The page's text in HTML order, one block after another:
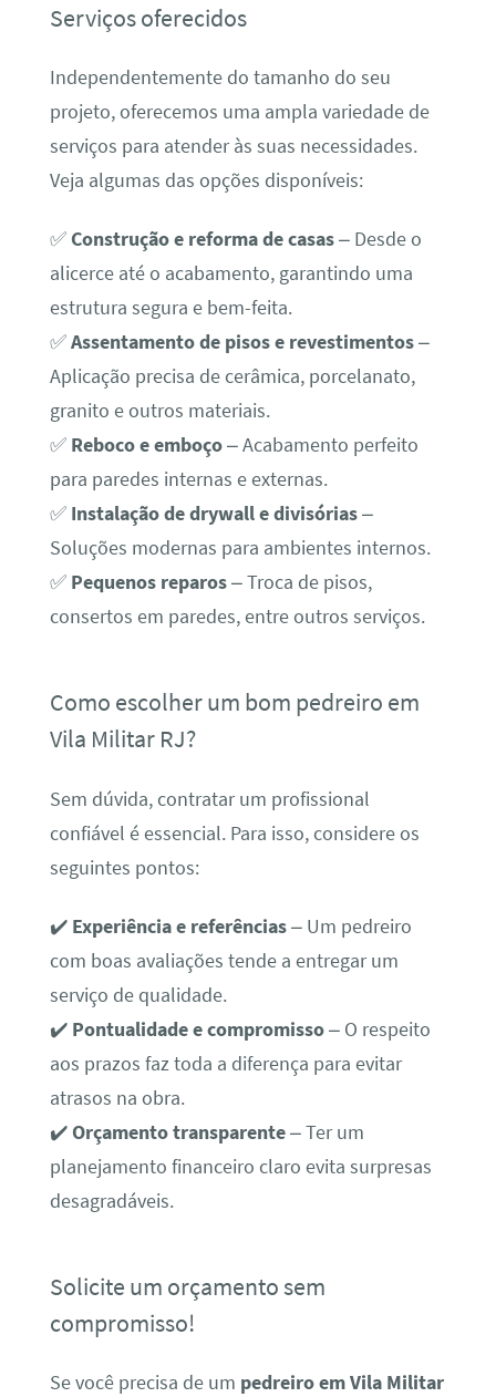
Serviços oferecidos
Independentemente do tamanho do seu
projeto, oferecemos uma ampla variedade de
serviços para atender às suas necessidades.
Veja algumas das opções disponíveis:
✅Construção e reforma de casas– Desde o
alicerce até o acabamento, garantindo uma
estrutura segura e bem-feita.
✅Assentamento de pisos e revestimentos–
Aplicação precisa de cerâmica, porcelanato,
granito e outros materiais.
✅ Reboco e emboço– Acabamento perfeito
para paredes internas e externas.
✅ Instalação de drywall e divisórias–
Soluções modernas para ambientes internos.
✅ Pequenos reparos– Troca de pisos,
consertos em paredes, entre outros serviços.
Como escolher um bom pedreiro em
Vila Militar RJ?
Sem dúvida, contratar um profissional
confiável é essencial. Para isso, considere os
seguintes pontos:
✔️ Experiência e referências– Um pedreiro
com boas avaliações tende a entregar um
serviço de qualidade.
✔️ Pontualidade e compromisso– O respeito
aos prazos faz toda a diferença para evitar
atrasos na obra.
✔️Orçamento transparente– Ter um
planejamento financeiro claro evita surpresas
desagradáveis.
Solicite um orçamento sem
compromisso!
Se você precisa de um pedreiro em Vila Militar